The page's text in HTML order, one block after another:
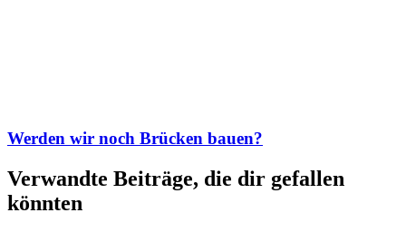
Werden wir noch Brücken bauen?
Verwandte Beiträge, die dir gefallen
könnten